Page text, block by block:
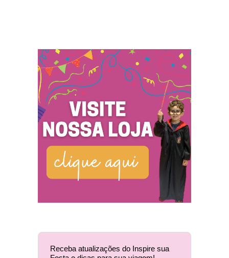
Receba atualizações do Inspire sua